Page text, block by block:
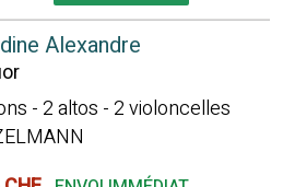
Alexandre
- 2 altos - 2 violoncelles